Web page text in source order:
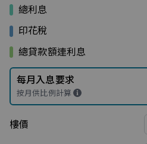
總利息
印花稅
總貸款額連利息
每月入息要求
按月供比例計算
樓價